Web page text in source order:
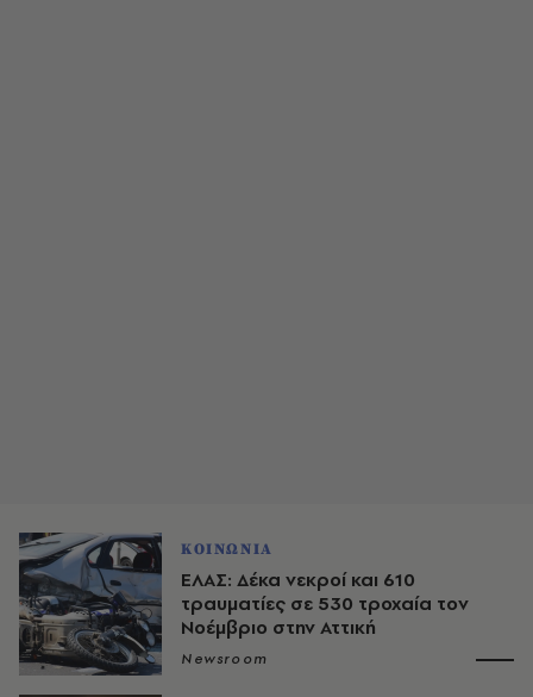
ΚΟΙΝΩΝΙΑ
ΕΛΑΣ: Δέκα νεκροί και 610
τραυματίες σε 530 τροχαία τον
Νοέμβριο στην Αττική
Newsroom